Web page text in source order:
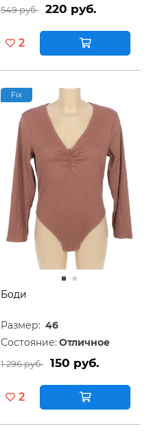
549 руб. 220 руб.
2
Fix
Боди
Размер: 46
Состояние: Отличное
1 296 руб. 150 руб.
2